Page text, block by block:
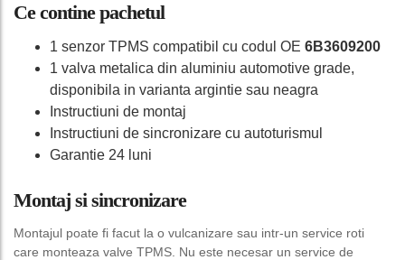
Ce contine pachetul
1 senzor TPMS compatibil cu codul OE 6B3609200
1 valva metalica din aluminiu automotive grade,
disponibila in varianta argintie sau neagra
Instructiuni de montaj
Instructiuni de sincronizare cu autoturismul
Garantie 24 luni
Montaj si sincronizare
Montajul poate fi facut la o vulcanizare sau intr-un service roti
care monteaza valve TPMS. Nu este necesar un service de